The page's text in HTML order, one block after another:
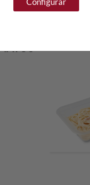
a máxima potencia